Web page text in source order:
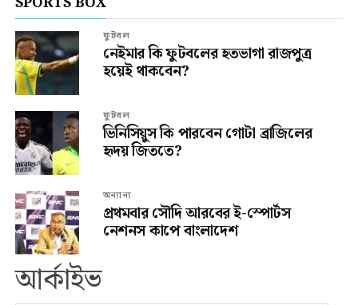
ফুটবল
নেইমার কি ফুটবলের হতভাগা রাজপুত্র
হয়েই থাকবেন?
ফুটবল
ভিনিসিয়ুস কি পারবেন গোটা ব্রাজিলের
হৃদয় জিততে?
অন্যান্য
প্রথমবার সৌদি আরবের ই-স্পোর্টস
নেশনস কাপে বাংলাদেশ
আর্কাইভ